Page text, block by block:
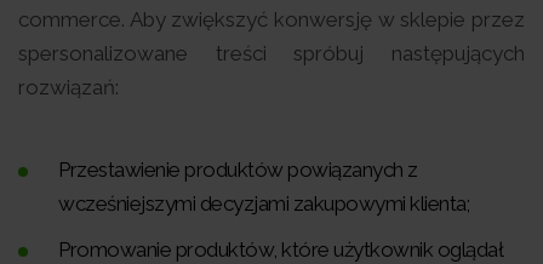
commerce. Aby zwiększyć konwersję w sklepie przez
spersonalizowane treści spróbuj następujących
rozwiązań:
Przestawienie produktów powiązanych z
wcześniejszymi decyzjami zakupowymi klienta;
Promowanie produktów, które użytkownik oglądał